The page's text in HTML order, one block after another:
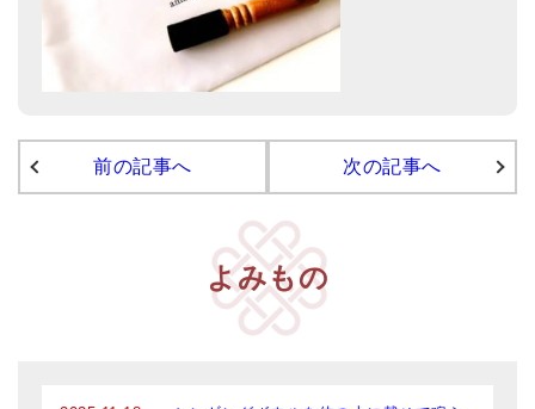
前の記事へ 次の記事へ
よみもの